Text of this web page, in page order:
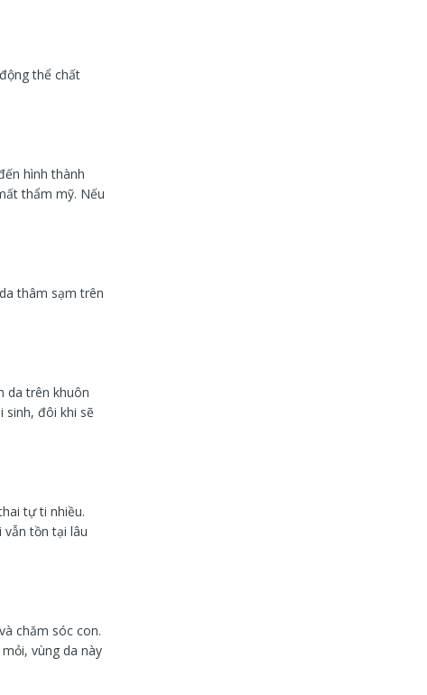
thể chất
hình thành
thẩm mỹ. Nếu
thâm sạm trên
da trên khuôn
sinh, đôi khi sẽ
tự ti nhiều.
tồn tại lâu
chăm sóc con.
vùng da này